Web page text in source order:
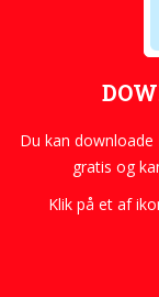
Du kan downloade
gratis og
Klik på et af